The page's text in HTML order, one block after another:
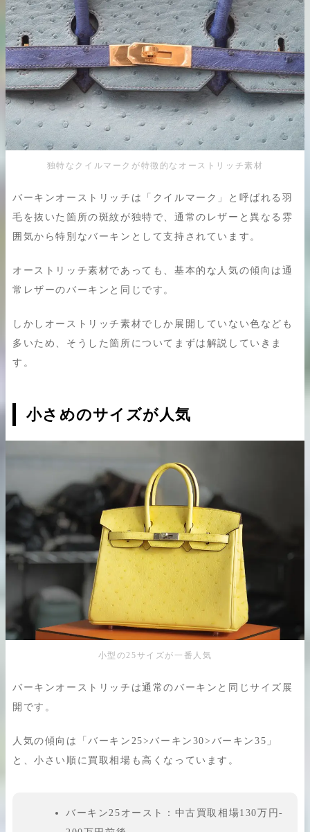
独特なクイルマークが特徴的なオーストリッチ素材
バーキンオーストリッチは「クイルマーク」と呼ばれる羽
毛を抜いた箇所の斑紋が独特で、通常のレザーと異なる雰
囲気から特別なバーキンとして支持されています。
オーストリッチ素材であっても、基本的な人気の傾向は通
常レザーのバーキンと同じです。
しかしオーストリッチ素材でしか展開していない色なども
多いため、そうした箇所についてまずは解説していきま
す。
小さめのサイズが人気
小型の25サイズが一番人気
バーキンオーストリッチは通常のバーキンと同じサイズ展
開です。
人気の傾向は「バーキン25>バーキン30>バーキン35」
と、小さい順に買取相場も高くなっています。
バーキン25オースト：中古買取相場130万円-